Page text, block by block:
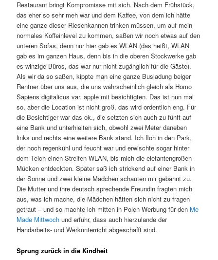
Restaurant bringt Kompromisse mit sich. Nach dem Frühstück,
das eher so sehr meh war und dem Kaffee, von dem ich hätte
eine ganze dieser Riesenkannen trinken müssen, um auf mein
normales Koffeinlevel zu kommen, saßen wir noch etwas auf den
unteren Sofas, denn nur hier gab es WLAN (das heißt, WLAN
gab es im ganzen Haus, denn bis in die oberen Stockwerke gab
es winzige Büros, das war nur nicht zugänglich für die Gäste).
Als wir da so saßen, kippte man eine ganze Busladung beiger
Rentner über uns aus, die uns wahrscheinlich gleich als Homo
Sapiens digitalicus var. apple mit besichtigten. Das ist nun mal
so, aber die Location ist nicht groß, das wird ordentlich eng. Für
die Besichtiger war das ok., die setzten sich auch zu fünft auf
eine Bank und unterhielten sich, obwohl zwei Meter daneben
links und rechts eine weitere Bank stand. Ich floh in den Park,
der noch regenkühl und feucht war und erwischte sogar hinter
dem Teich einen Streifen WLAN, bis mich die elefantengroßen
Mücken entdeckten. Später saß ich strickend auf einer Bank in
der Sonne und zwei kleine Mädchen schauten mir gebannt zu.
Die Mutter und ihre deutsch sprechende Freundin fragten mich
aus, was ich mache, die Mädchen hätten sich nicht zu fragen
getraut – und so machte ich mitten in Polen Werbung für den Me
Made Mittwoch und erfuhr, dass auch hierzulande der
Handarbeits- und Werkunterricht abgeschafft sind.
Sprung zurück in die Kindheit